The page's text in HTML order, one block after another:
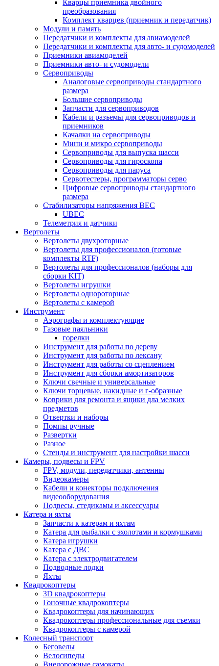
Кварцы приемника двойного
преобразования
Комплект кварцев (приемник и передатчик)
Модули и память
Передатчики и комплекты для авиамоделей
Передатчики и комплекты для авто- и судомоделей
Приемники авиамоделей
Приемники авто- и судомодели
Сервоприводы
Аналоговые сервоприводы стандартного
размера
Большие сервоприводы
Запчасти для сервоприводов
Кабели и разъемы для сервоприводов и
приемников
Качалки на сервоприводы
Мини и микро сервоприводы
Сервоприводы для выпуска шасси
Сервоприводы для гироскопа
Сервоприводы для паруса
Сервотестеры, программаторы серво
Цифровые сервоприводы стандартного
размера
Стабилизаторы напряжения BEC
UBEC
Телеметрия и датчики
Вертолеты
Вертолеты двухроторные
Вертолеты для профессионалов (готовые
комплекты RTF)
Вертолеты для профессионалов (наборы для
сборки KIT)
Вертолеты игрушки
Вертолеты однороторные
Вертолеты с камерой
Инструмент
Аэрографы и комплектующие
Газовые паяльники
горелки
Инструмент для работы по дереву
Инструмент для работы по лексану
Инструмент для работы со сцеплением
Инструмент для сборки амортизаторов
Ключи свечные и универсальные
Ключи торцевые, накидные и г-образные
Коврики для ремонта и ящики дла мелких
предметов
Отвертки и наборы
Помпы ручные
Развертки
Разное
Стенды и инструмент для настройки шасси
Камеры, подвесы и FPV
FPV, модули, передатчики, антенны
Видеокамеры
Кабели и конекторы подключения
видеооборудования
Подвесы, стедикамы и аксессуары
Катера и яхты
Запчасти к катерам и яхтам
Катера для рыбалки с эхолотами и кормушками
Катера игрушки
Катера с ДВС
Катера с электродвигателем
Подводные лодки
Яхты
Квадрокоптеры
3D квадрокоптеры
Гоночные квадрокоптеры
Квадрокоптеры для начинающих
Квадрокоптеры профессиональные для съемки
Квадрокоптеры с камерой
Колесный транспорт
Беговелы
Велосипеды
Внедорожные самокаты